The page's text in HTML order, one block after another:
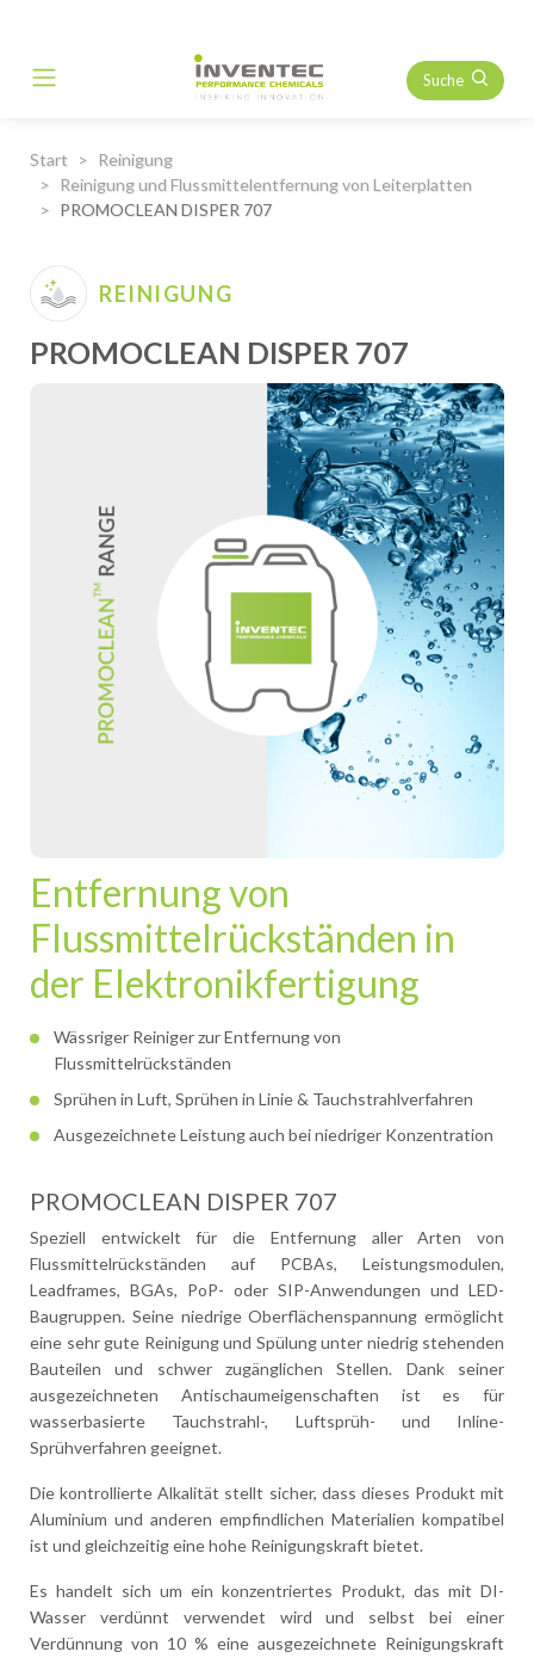
Main Navigation Suche
Start
Reinigung
Reinigung und Flussmittelentfernung von Leiterplatten
PROMOCLEAN DISPER 707
REINIGUNG
PROMOCLEAN DISPER 707
Entfernung von
Flussmittelrückständen in
der Elektronikfertigung
Wässriger Reiniger zur Entfernung von
Flussmittelrückständen
Sprühen in Luft, Sprühen in Linie & Tauchstrahlverfahren
Ausgezeichnete Leistung auch bei niedriger Konzentration
PROMOCLEAN DISPER 707
Speziell entwickelt für die Entfernung aller Arten von
Flussmittelrückständen auf PCBAs, Leistungsmodulen,
Leadframes, BGAs, PoP- oder SIP-Anwendungen und LED-
Baugruppen. Seine niedrige Oberflächenspannung ermöglicht
eine sehr gute Reinigung und Spülung unter niedrig stehenden
Bauteilen und schwer zugänglichen Stellen. Dank seiner
ausgezeichneten Antischaumeigenschaften ist es für
wasserbasierte Tauchstrahl-, Luftsprüh- und Inline-
Sprühverfahren geeignet.
Die kontrollierte Alkalität stellt sicher, dass dieses Produkt mit
Aluminium und anderen empfindlichen Materialien kompatibel
ist und gleichzeitig eine hohe Reinigungskraft bietet.
Es handelt sich um ein konzentriertes Produkt, das mit DI-
Wasser verdünnt verwendet wird und selbst bei einer
Verdünnung von 10 % eine ausgezeichnete Reinigungskraft